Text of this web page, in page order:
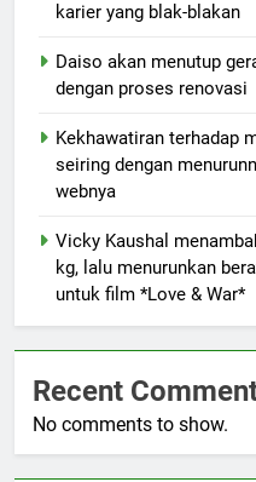
karier yang blak-blakan
Daiso akan menutup
dengan proses renovasi
Kekhawatiran terhadap
seiring dengan
webnya
Vicky Kaushal
kg, lalu menurunkan
untuk film *Love & War*
Recent
No comments to show.